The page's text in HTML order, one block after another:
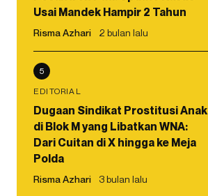
Usai Mandek Hampir 2 Tahun
Risma Azhari 2 bulan lalu
5
EDITORIAL
Dugaan Sindikat Prostitusi Anak
di Blok M yang Libatkan WNA:
Dari Cuitan di X hingga ke Meja
Polda
Risma Azhari 3 bulan lalu